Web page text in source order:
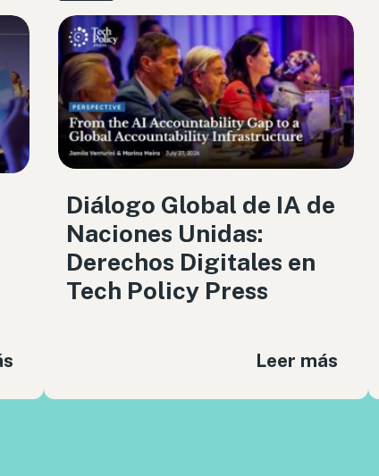
Diálogo Global de IA de
Naciones Unidas:
Derechos Digitales en
Tech Policy Press
Leer más